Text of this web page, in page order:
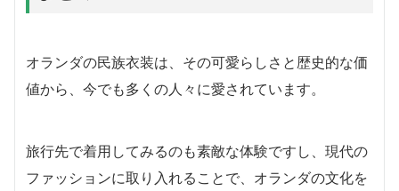
オランダの民族衣装は、その可愛らしさと歴史的な価
値から、今でも多くの人々に愛されています。
旅行先で着用してみるのも素敵な体験ですし、現代の
ファッションに取り入れることで、オランダの文化を